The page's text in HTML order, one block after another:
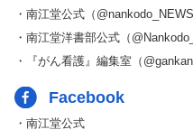
・南江堂公式（@nankodo_NEWS
・南江堂洋書部公式（
・『がん看護』編集室（
Facebook
・南江堂公式